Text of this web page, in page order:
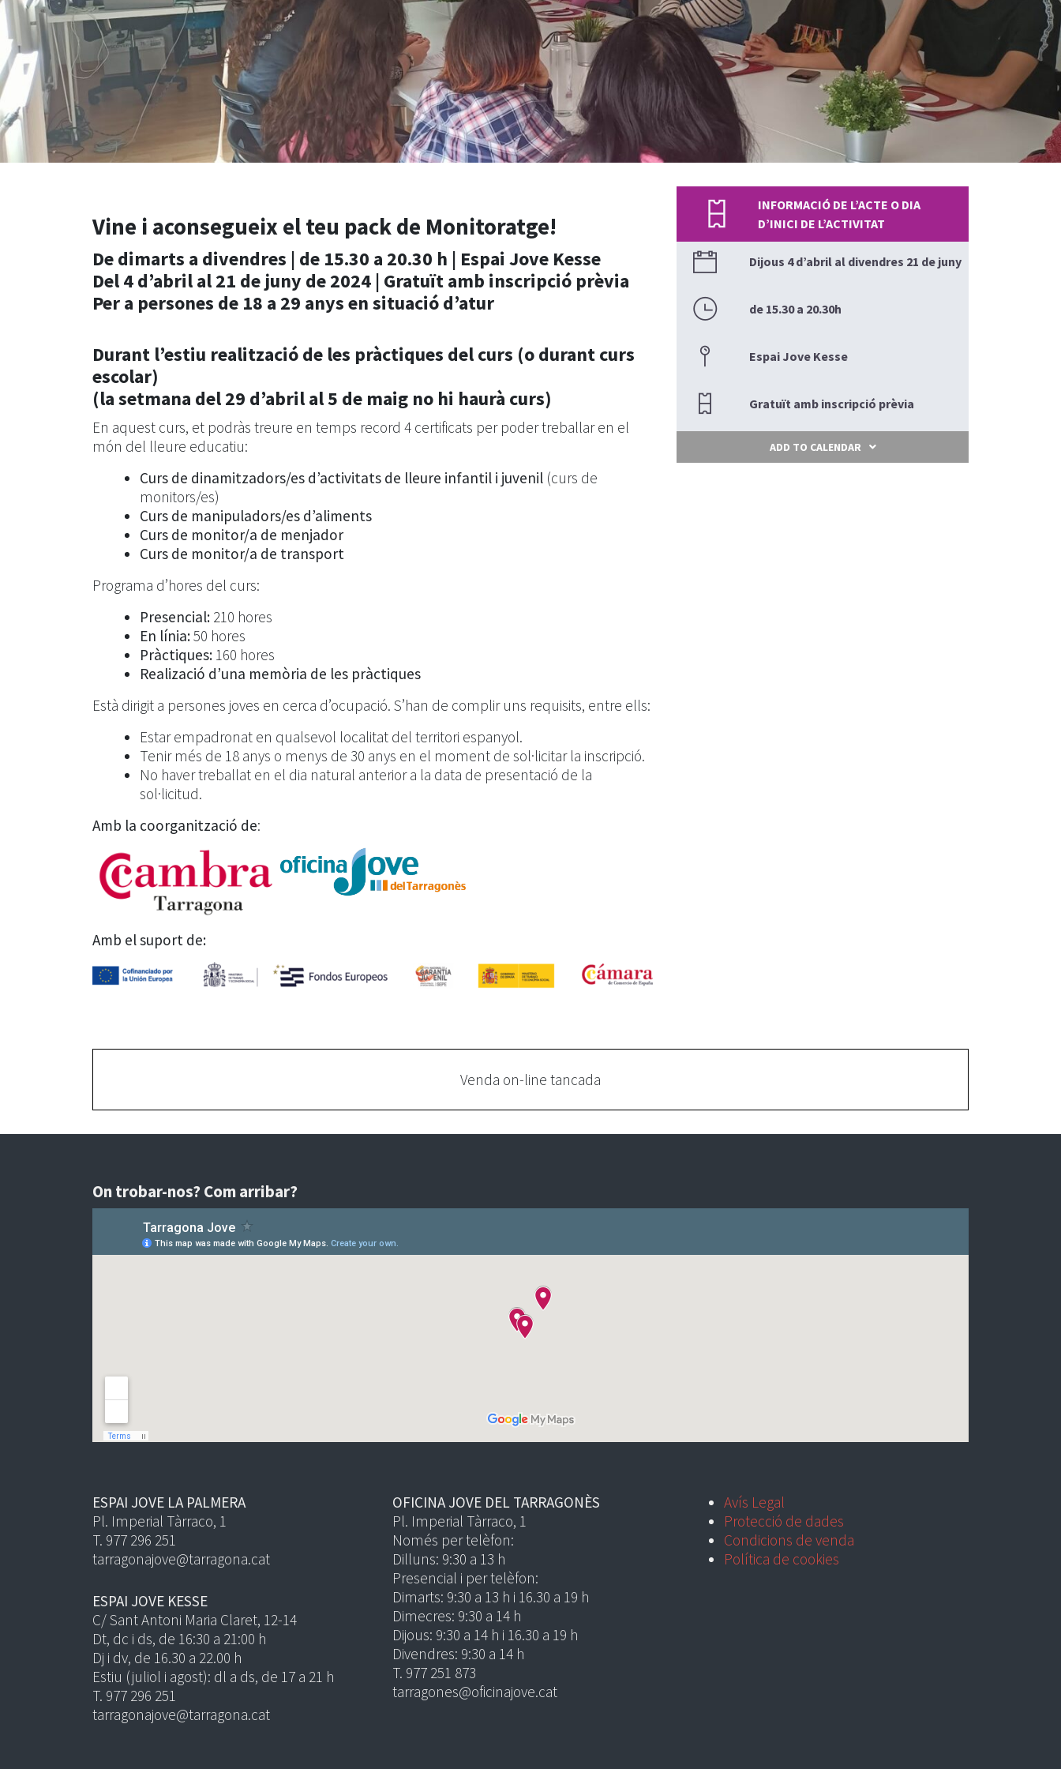
Vine i aconsegueix el teu pack de Monitoratge!
De dimarts a divendres | de 15.30 a 20.30 h | Espai Jove Kesse
Del 4 d’abril al 21 de juny de 2024 | Gratuït amb inscripció prèvia
Per a persones de 18 a 29 anys en situació d’atur
Durant l’estiu realització de les pràctiques del curs (o durant curs
escolar)
(la setmana del 29 d’abril al 5 de maig no hi haurà curs)
En aquest curs, et podràs treure en temps record 4 certificats per poder treballar en el
món del lleure educatiu:
Curs de dinamitzadors/es d’activitats de lleure infantil i juvenil (curs de
monitors/es)
Curs de manipuladors/es d’aliments
Curs de monitor/a de menjador
Curs de monitor/a de transport
Programa d’hores del curs:
Presencial: 210 hores
En línia:50 hores
Pràctiques: 160 hores
Realizació d’una memòria de les pràctiques
Està dirigit a persones joves en cerca d’ocupació. S’han de complir uns requisits, entre ells:
Estar empadronat en qualsevol localitat del territori espanyol.
Tenir més de 18 anys o menys de 30 anys en el moment de sol·licitar la inscripció.
No haver treballat en el dia natural anterior a la data de presentació de la
sol·licitud.
Amb la coorganització de:
Amb el suport de:
INFORMACIÓ DE L’ACTE O DIA
D’INICI DE L’ACTIVITAT
Dijous 4 d’abril al divendres 21 de juny
de 15.30 a 20.30h
Espai Jove Kesse
Gratuït amb inscripció prèvia
ADD TO CALENDAR
Venda on-line tancada
On trobar-nos? Com arribar?
ESPAI JOVE LA PALMERA
Pl. Imperial Tàrraco, 1
T. 977 296 251
tarragonajove@tarragona.cat
ESPAI JOVE KESSE
C/ Sant Antoni Maria Claret, 12-14
Dt, dc i ds, de 16:30 a 21:00 h
Dj i dv, de 16.30 a 22.00 h
Estiu (juliol i agost): dl a ds, de 17 a 21 h
T. 977 296 251
tarragonajove@tarragona.cat
OFICINA JOVE DEL TARRAGONÈS
Pl. Imperial Tàrraco, 1
Només per telèfon:
Dilluns: 9:30 a 13 h
Presencial i per telèfon:
Dimarts: 9:30 a 13 h i 16.30 a 19 h
Dimecres: 9:30 a 14 h
Dijous: 9:30 a 14 h i 16.30 a 19 h
Divendres: 9:30 a 14 h
T. 977 251 873
tarragones@oficinajove.cat
Avís Legal
Protecció de dades
Condicions de venda
Política de cookies